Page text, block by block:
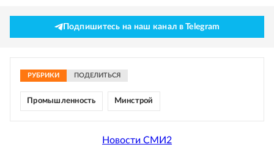
Подпишитесь на наш канал в Telegram
РУБРИКИ ПОДЕЛИТЬСЯ
Промышленность Минстрой
Новости СМИ2